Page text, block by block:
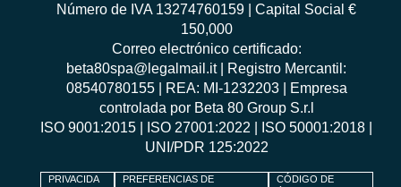
Número de IVA 13274760159 | Capital Social €
150,000
Correo electrónico certificado:
beta80spa@legalmail.it | Registro Mercantil:
08540780155 | REA: MI-1232203 | Empresa
controlada por Beta 80 Group S.r.l
ISO 9001:2015
ISO 27001:2022 ISO 50001:2018
UNI/PDR 125:2022
PRIVACIDA
PREFERENCIAS DE
CÓDIGO DE